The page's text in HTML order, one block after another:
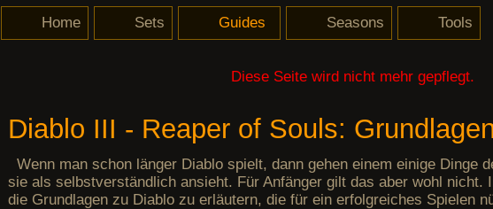
Navigation
überspringen
Home
Sets
Guides
Seasons
Tools
Diese Seite wird nicht mehr gepflegt.
Diablo III - Reaper of Souls:
Wenn man schon länger Diablo spielt, dann gehen einem einige Dinge
sie als selbstverständlich ansieht. Für Anfänger gilt das aber wohl nicht.
die Grundlagen zu Diablo zu erläutern, die für ein erfolgreiches Spielen